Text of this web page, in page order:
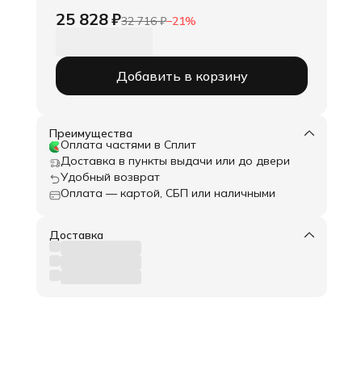
25 828 ₽32 716 ₽−21%
Добавить в корзину
Преимущества
Оплата частями в Сплит
Доставка в пункты выдачи или до двери
Удобный возврат
Оплата — картой, СБП или наличными
Доставка